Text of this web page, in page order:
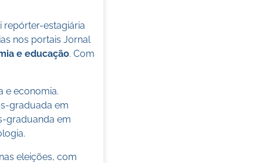
repórter-estagiária
nos portais Jornal
e educação. Com
e economia.
graduada em
graduanda em
eleições, com